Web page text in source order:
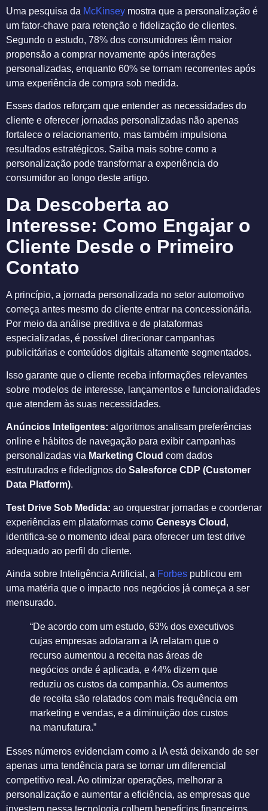
Uma pesquisa da McKinsey mostra que a personalização é
um fator-chave para retenção e fidelização de clientes.
Segundo o estudo, 78% dos consumidores têm maior
propensão a comprar novamente após interações
personalizadas, enquanto 60% se tornam recorrentes após
uma experiência de compra sob medida.
Esses dados reforçam que entender as necessidades do
cliente e oferecer jornadas personalizadas não apenas
fortalece o relacionamento, mas também impulsiona
resultados estratégicos. Saiba mais sobre como a
personalização pode transformar a experiência do
consumidor ao longo deste artigo.
Da Descoberta ao
Interesse: Como Engajar o
Cliente Desde o Primeiro
Contato
A princípio, a jornada personalizada no setor automotivo
começa antes mesmo do cliente entrar na concessionária.
Por meio da análise preditiva e de plataformas
especializadas, é possível direcionar campanhas
publicitárias e conteúdos digitais altamente segmentados.
Isso garante que o cliente receba informações relevantes
sobre modelos de interesse, lançamentos e funcionalidades
que atendem às suas necessidades.
Anúncios Inteligentes: algoritmos analisam preferências
online e hábitos de navegação para exibir campanhas
personalizadas via Marketing Cloud com dados
estruturados e fidedignos do Salesforce CDP (Customer
Data Platform).
Test Drive Sob Medida: ao orquestrar jornadas e coordenar
experiências em plataformas como Genesys Cloud ,
identifica-se o momento ideal para oferecer um test drive
adequado ao perfil do cliente.
Ainda sobre Inteligência Artificial, a Forbes publicou em
uma matéria que o impacto nos negócios já começa a ser
mensurado.
“De acordo com um estudo, 63% dos executivos
cujas empresas adotaram a IA relatam que o
recurso aumentou a receita nas áreas de
negócios onde é aplicada, e 44% dizem que
reduziu os custos da companhia. Os aumentos
de receita ​​são relatados com mais frequência em
marketing e vendas, e a diminuição dos custos
na manufatura.”
Esses números evidenciam como a IA está deixando de ser
apenas uma tendência para se tornar um diferencial
competitivo real. Ao otimizar operações, melhorar a
personalização e aumentar a eficiência, as empresas que
investem nessa tecnologia colhem benefícios financeiros